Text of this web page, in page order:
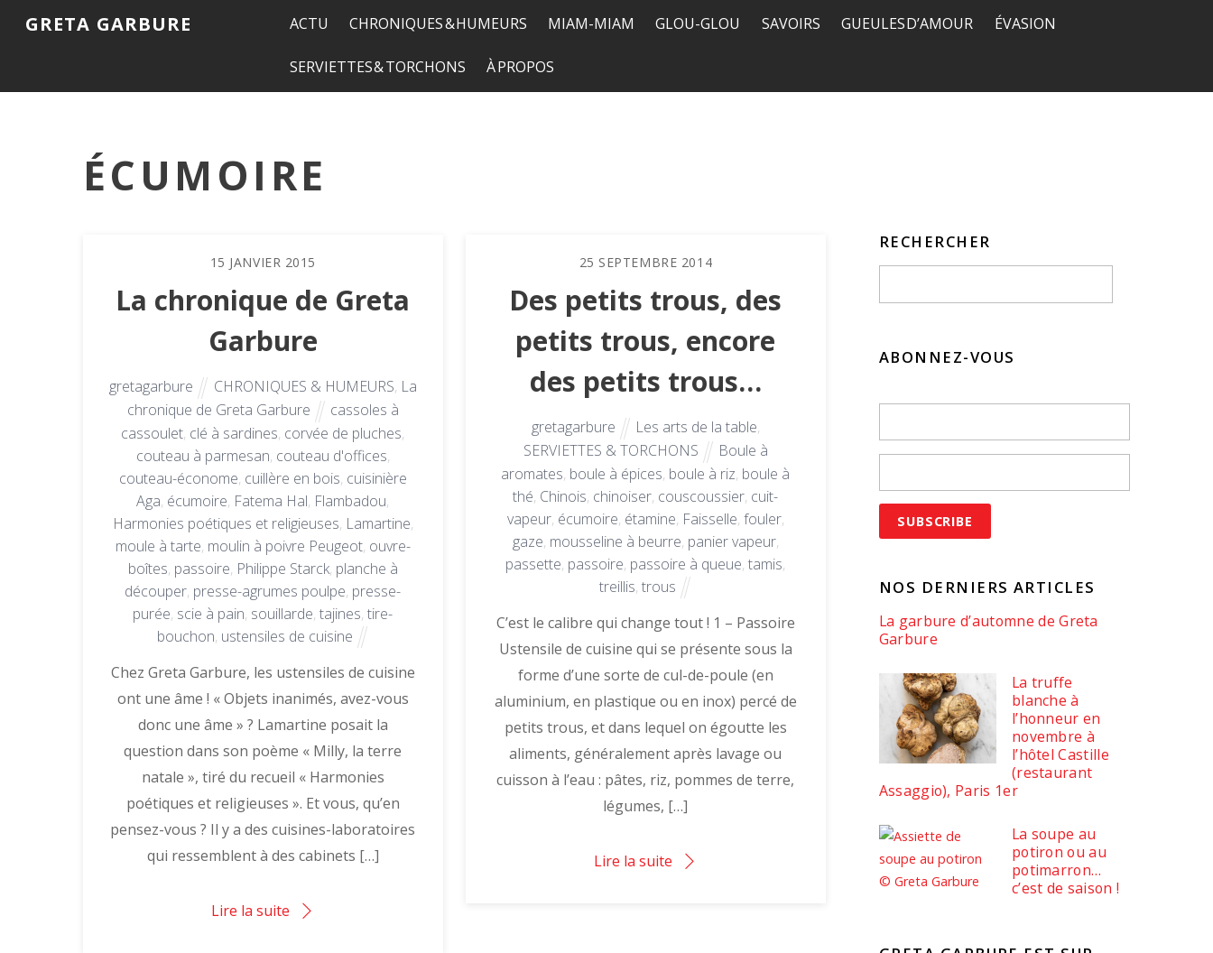
GRETA GARBURE ACTU CHRONIQUES & HUMEURS MIAM-MIAM GLOU-GLOU SAVOIRS GUEULES D’AMOUR ÉVASION
SERVIETTES & TORCHONS À PROPOS
ÉCUMOIRE
15 JANVIER 2015
La chronique de Greta
Garbure
gretagarbure CHRONIQUES & HUMEURS, La
chronique de Greta Garbure
cassoles à
cassoulet, clé à sardines, corvée de pluches,
couteau à parmesan, couteau d'offices,
couteau-économe, cuillère en bois, cuisinière
Aga, écumoire, Fatema Hal, Flambadou,
Harmonies poétiques et religieuses, Lamartine,
moule à tarte, moulin à poivre Peugeot, ouvre-
boîtes, passoire, Philippe Starck, planche à
découper, presse-agrumes poulpe, presse-
purée, scie à pain, souillarde,tajines,tire-
bouchon, ustensiles de cuisine
Chez Greta Garbure, les ustensiles de cuisine
ont une âme ! « Objets inanimés, avez-vous
donc une âme » ? Lamartine posait la
question dans son poème « Milly, la terre
natale », tiré du recueil « Harmonies
poétiques et religieuses ». Et vous, qu’en
pensez-vous ? Il y a des cuisines-laboratoires
qui ressemblent à des cabinets […]
Lire la suite
25 SEPTEMBRE 2014
Des petits trous, des
petits trous, encore
des petits trous…
gretagarbure Les arts de la table,
SERVIETTES & TORCHONS
Boule à
aromates, boule à épices, boule à riz, boule à
thé, Chinois, chinoiser, couscoussier, cuit-
vapeur, écumoire, étamine, Faisselle, fouler,
gaze, mousseline à beurre, panier vapeur,
passette, passoire, passoire à queue,tamis,
treillis, trous
C’est le calibre qui change tout ! 1 – Passoire
Ustensile de cuisine qui se présente sous la
forme d’une sorte de cul-de-poule (en
aluminium, en plastique ou en inox) percé de
petits trous, et dans lequel on égoutte les
aliments, généralement après lavage ou
cuisson à l’eau : pâtes, riz, pommes de terre,
légumes, […]
Lire la suite
RECHERCHER
ABONNEZ-VOUS
NOS DERNIERS ARTICLES
La garbure d’automne de Greta
Garbure
La truffe
blanche à
l’honneur en
novembre à
l’hôtel Castille
(restaurant
Assaggio), Paris 1er
La soupe au
potiron ou au
potimarron…
c’est de saison !